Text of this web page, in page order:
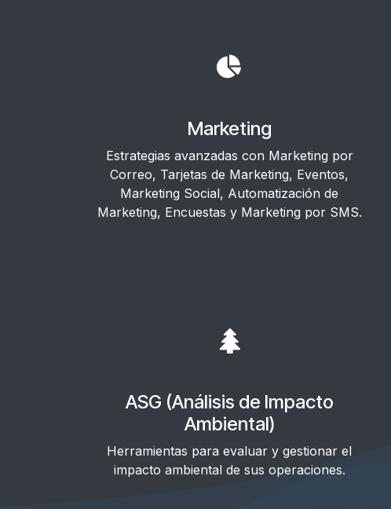
Marketing
Estrategias avanzadas con Marketing por
Correo, Tarjetas de Marketing, Eventos,
Marketing Social, Automatización de
Marketing, Encuestas y Marketing por SMS.
ASG (Análisis de Impacto
Ambiental)
Herramientas para evaluar y gestionar el
impacto ambiental de sus operaciones.